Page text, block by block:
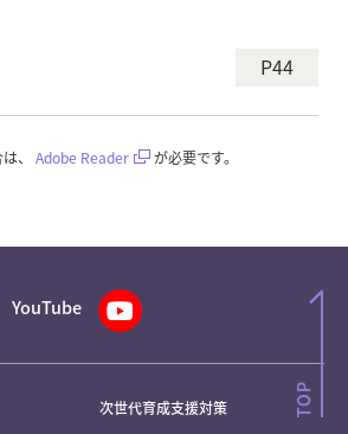
P44
、 Adobe Reader が必要です。
YouTube
次世代育成支援対策